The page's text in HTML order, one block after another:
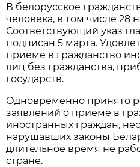
В белорусское
человека, в том числе 28
Соответствующий указ
подписан 5 марта.
приеме в гражданство
лиц без гражданства,
государств.
Одновременно принято
заявлений о приеме в
иностранных граждан,
нарушавших законы
длительное время не
стране.